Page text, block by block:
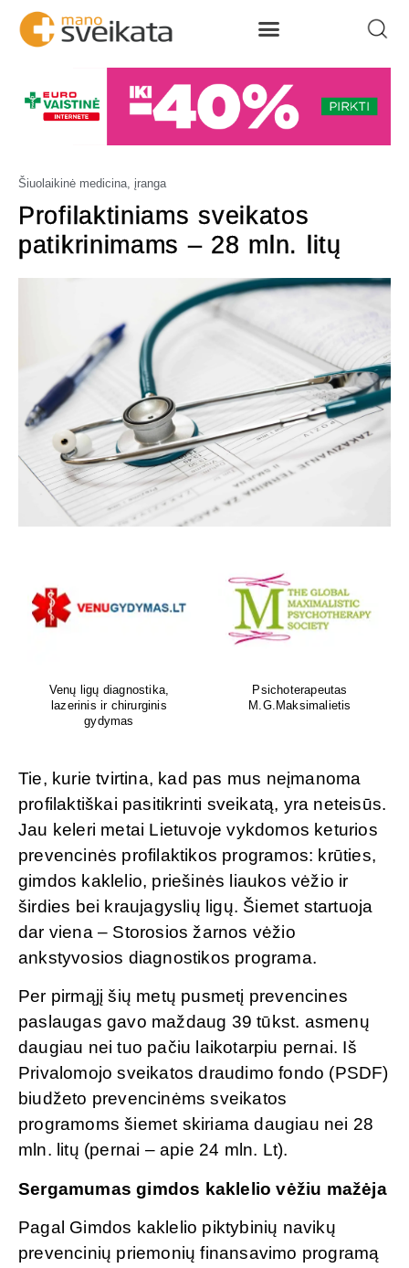
Šiuolaikinė medicina, įranga
Profilaktiniams sveikatos
patikrinimams – 28 mln. litų
Venų ligų diagnostika,
lazerinis ir chirurginis
gydymas
Psichoterapeutas
M.G.Maksimalietis
Tie, kurie tvirtina, kad pas mus neįmanoma
profilaktiškai pasitikrinti sveikatą, yra neteisūs.
Jau keleri metai Lietuvoje vykdomos keturios
prevencinės profilaktikos programos: krūties,
gimdos kaklelio, priešinės liaukos vėžio ir
širdies bei kraujagyslių ligų. Šiemet startuoja
dar viena – Storosios žarnos vėžio
ankstyvosios diagnostikos programa.
Per pirmąjį šių metų pusmetį prevencines
paslaugas gavo maždaug 39 tūkst. asmenų
daugiau nei tuo pačiu laikotarpiu pernai. Iš
Privalomojo sveikatos draudimo fondo (PSDF)
biudžeto prevencinėms sveikatos
programoms šiemet skiriama daugiau nei 28
mln. litų (pernai – apie 24 mln. Lt).
Sergamumas gimdos kaklelio vėžiu mažėja
Pagal Gimdos kaklelio piktybinių navikų
prevencinių priemonių finansavimo programą